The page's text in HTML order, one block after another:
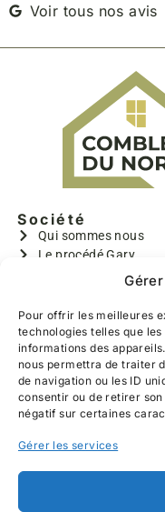
Pour offrir les meilleures
technologies telles que
informations des
nous permettra de traiter
de navigation ou les ID
consentir ou de retirer
négatif sur certaines
Gérer les services
d’espace.
réalisé par leur
nous réconforter
De plus, ils ont
nous avons pu
(emplacements
taille des
l’ensemble de
velux..) toujours
discrets,
poussière dans
chaque soir avant
Nous les
fermés, nous
effectué.
Voir tous nos avis
Société
Qui sommes nous
Le procédé Gary
GARYTRADY
Informations
Aides à la rénovation
Devis gratuit
Contact
Réalisations
639 Hameau de